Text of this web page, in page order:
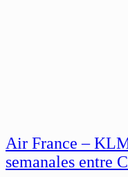
Air France –
semanales entre